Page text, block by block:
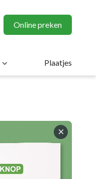
Online preken
Plaatjes